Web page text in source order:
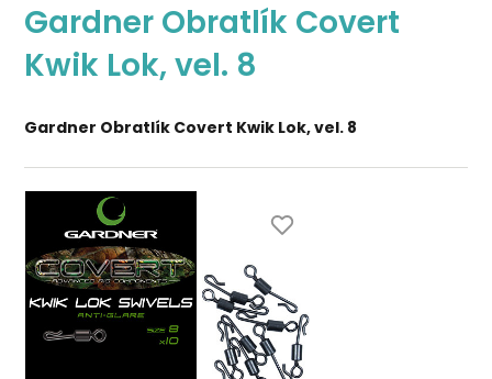
Gardner Obratlík Covert
Kwik Lok, vel. 8
Gardner Obratlík Covert Kwik Lok, vel. 8